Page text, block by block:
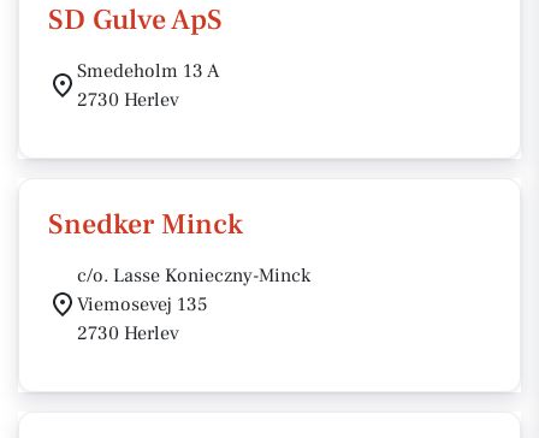
SD Gulve ApS
Smedeholm 13 A
2730 Herlev
Snedker Minck
c/o. Lasse Konieczny-Minck
Viemosevej 135
2730 Herlev